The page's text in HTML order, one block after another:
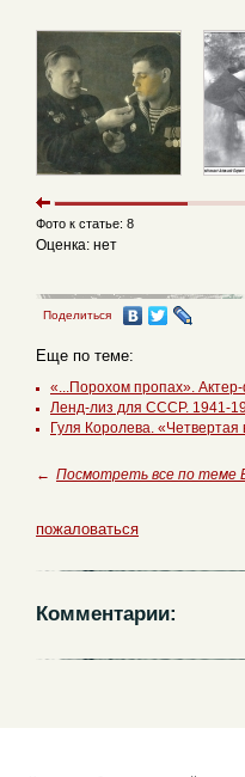
Фото к статье: 8
Оценка: нет
Поделиться
Еще по теме:
«...Порохом пропах».
Ленд-лиз для СССР. 1941-
Гуля Королева.
← Посмотреть все по теме
пожаловаться
Комментарии: